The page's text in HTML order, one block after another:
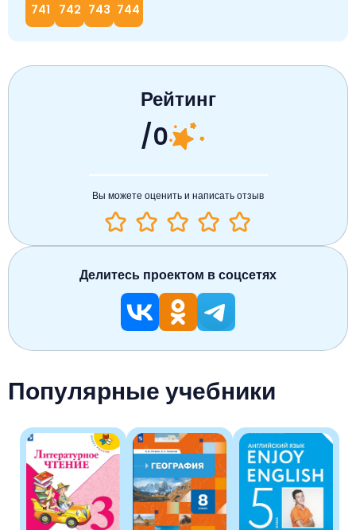
741 742 743 744
Популярные учебники
Рейтинг
/0
Вы можете оценить и написать отзыв
Делитесь проектом в соцсетях